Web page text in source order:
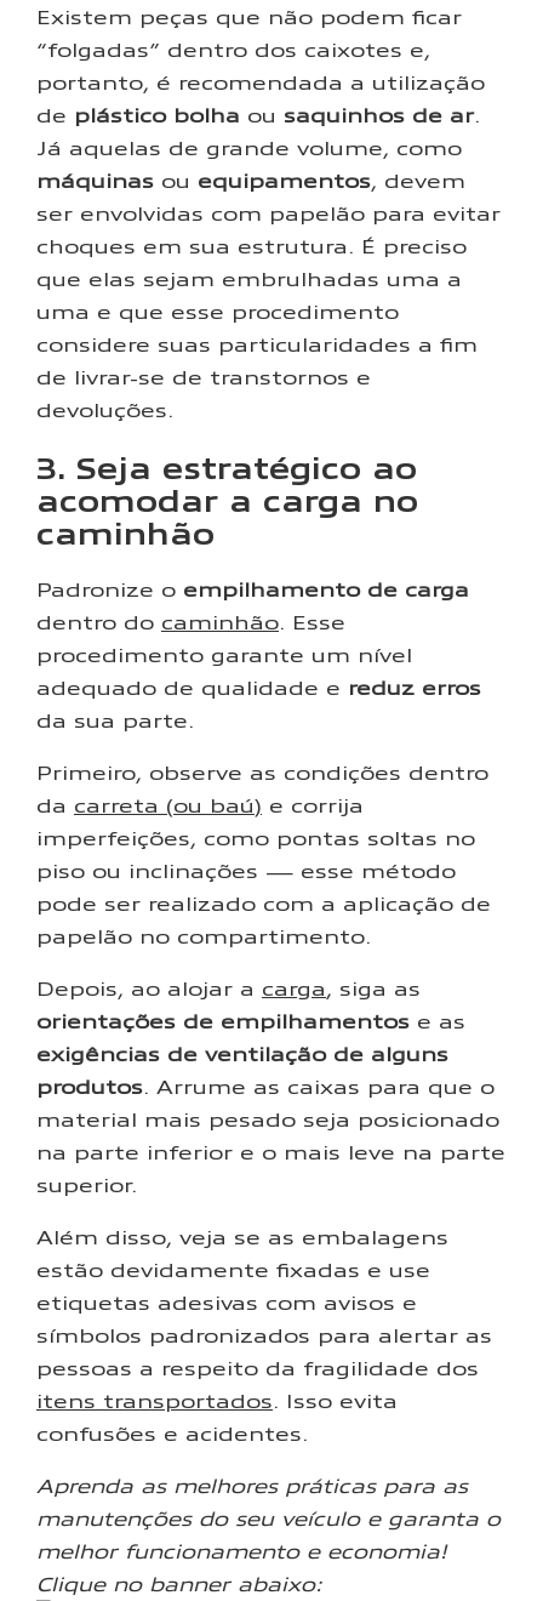
Existem peças que não podem ficar
“folgadas” dentro dos caixotes e,
portanto, é recomendada a utilização
de plástico bolha ou saquinhos de ar.
Já aquelas de grande volume, como
máquinas ou equipamentos, devem
ser envolvidas com papelão para evitar
choques em sua estrutura. É preciso
que elas sejam embrulhadas uma a
uma e que esse procedimento
considere suas particularidades a fim
de livrar-se de transtornos e
devoluções.
3. Seja estratégico ao
acomodar a carga no
caminhão
Padronize o empilhamento de carga
dentro do caminhão. Esse
procedimento garante um nível
adequado de qualidade e reduz erros
da sua parte.
Primeiro, observe as condições dentro
da carreta (ou baú) e corrija
imperfeições, como pontas soltas no
piso ou inclinações — esse método
pode ser realizado com a aplicação de
papelão no compartimento.
Depois, ao alojar a carga , siga as
orientações de empilhamentos e as
exigências de ventilação de alguns
produtos. Arrume as caixas para que o
material mais pesado seja posicionado
na parte inferior e o mais leve na parte
superior.
Além disso, veja se as embalagens
estão devidamente fixadas e use
etiquetas adesivas com avisos e
símbolos padronizados para alertar as
pessoas a respeito da fragilidade dos
itens transportados. Isso evita
confusões e acidentes.
Aprenda as melhores práticas para as
manutenções do seu veículo e garanta o
melhor funcionamento e economia!
Clique no banner abaixo: